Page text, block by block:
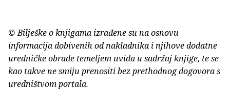
© Bilješke o knjigama izrađene su na osnovu
informacija dobivenih od nakladnika i njihove dodatne
uredničke obrade temeljem uvida u sadržaj knjige, te se
kao takve ne smiju prenositi bez prethodnog dogovora s
uredništvom portala.